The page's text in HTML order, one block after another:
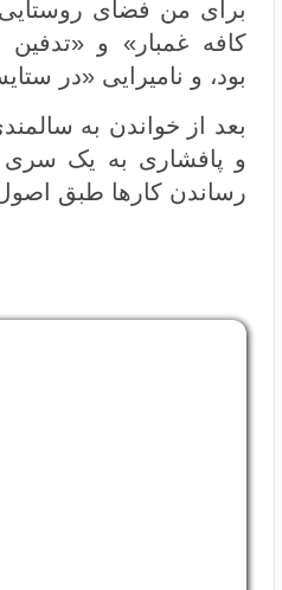
برای من فضای روستایی
کافه غمبار» و «تدفین
بود، و نامیرایی «در
بعد از خواندن به
و پافشاری به یک سری
رساندن کارها طبق